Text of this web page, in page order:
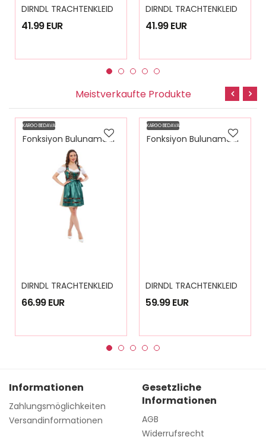
41.99 EUR 41.99 EUR
Meistverkaufte Produkte
KARGO BEDAVA
Fonksiyon Bulunamadi
66.99 EUR
KARGO BEDAVA
Fonksiyon Bulunamadi
59.99 EUR
Informationen
Zahlungsmöglichkeiten
Versandinformationen
Gesetzliche
Informationen
AGB
Widerrufsrecht